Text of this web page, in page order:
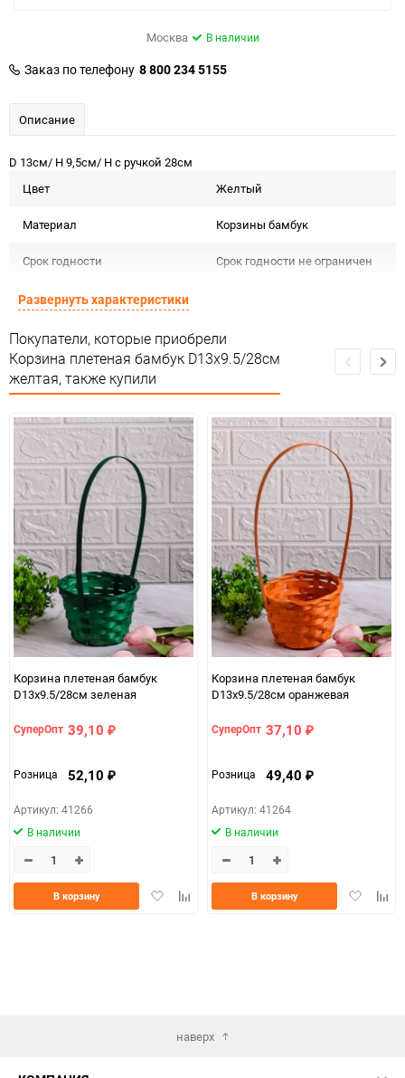
Москва В наличии
Заказ по телефону 8 800 234 5155
Описание
D 13см/ H 9,5см/ H с ручкой 28см
Цвет
Желтый
Материал Корзины бамбук
Срок годности Срок годности не ограничен
Страна изготовителя
Предназначение товара Для декора
Сертификация Не подлежит сертификации
Особые условия
помещение
Минимальное количество 1
Количество в коробке 800
Единица измерения шт
ЦветНоменклатуры желтый
Развернуть характеристики
Покупатели, которые приобрели
Корзина плетеная бамбук D13x9.5/28см
желтая, также купили
Корзина плетеная бамбук
D13x9.5/28см зеленая
СуперОпт 39,10 ₽
Розница 52,10 ₽
Артикул: 41266
В наличии
ДобавитьДобавить
В корзину
Корзина плетеная бамбук
D13x9.5/28см оранжевая
СуперОпт 37,10 ₽
Розница 49,40 ₽
Артикул: 41264
В наличии
Добавить
В корзину
наверх